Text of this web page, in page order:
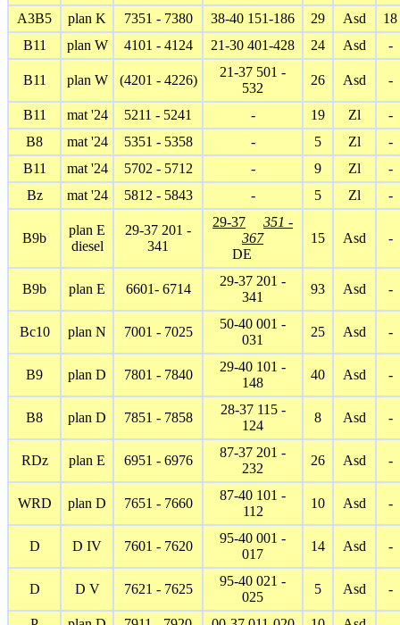
A3B5 plan K 7351 - 7380 38-40 151-186 29 Asd
18
B11
plan W 4101 - 4124 21-30 401-428 24 Asd -
B11 plan W (4201 - 4226)
21-37 501 -
532
26 Asd -
B11 mat '24 5211 - 5241 - 19 Zl
-
B8
mat '24 5351 - 5358 - 5 Zl
-
B11
mat '24 5702 - 5712 - 9 Zl
-
Bz
mat '24 5812 - 5843 - 5 Zl -
B9b
plan E
diesel
29-37 201 -
341
29-37
351 -
367
DE
15 Asd -
B9b plan E 6601- 6714
29-37 201 -
341
93 Asd -
Bc10 plan N 7001 - 7025
50-40 001 -
031
25 Asd -
B9 plan D 7801 - 7840
29-40 101 -
148
40 Asd -
B8 plan D 7851 - 7858
28-37 115 -
124
8 Asd -
RDz plan E 6951 - 6976
87-37 201 -
232
26 Asd -
WRD plan D 7651 - 7660
87-40 101 -
112
10 Asd -
D D IV 7601 - 7620
95-40 001 -
017
14 Asd -
D D V 7621 - 7625
95-40 021 -
025
5 Asd -